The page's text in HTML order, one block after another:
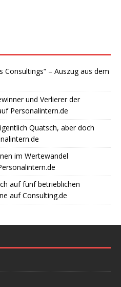
Consultings“ – Auszug aus dem
und Verlierer der
Personalintern.de
Quatsch, aber doch
im Wertewandel
auf fünf betrieblichen
auf Consulting.de